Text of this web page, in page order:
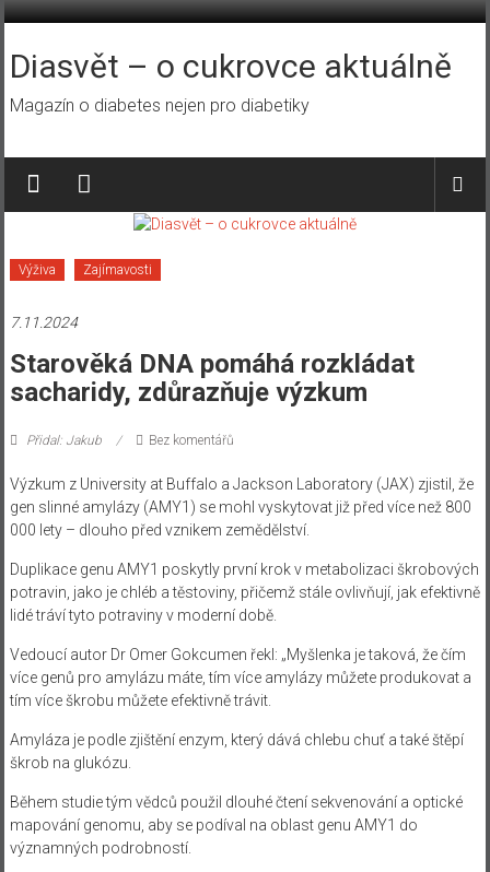
Přeskočit
obsah
Diasvět – o cukrovce aktuálně
Magazín o diabetes nejen pro diabetiky
Výživa Zajímavosti
7.11.2024
Starověká DNA pomáhá rozkládat
sacharidy, zdůrazňuje výzkum
Přidal: Jakub Bez komentářů
Výzkum z University at Buffalo a Jackson Laboratory (JAX) zjistil, že
gen slinné amylázy (AMY1) se mohl vyskytovat již před více než 800
000 lety – dlouho před vznikem zemědělství.
Duplikace genu AMY1 poskytly první krok v metabolizaci škrobových
potravin, jako je chléb a těstoviny, přičemž stále ovlivňují, jak efektivně
lidé tráví tyto potraviny v moderní době.
Vedoucí autor Dr Omer Gokcumen řekl: „Myšlenka je taková, že čím
více genů pro amylázu máte, tím více amylázy můžete produkovat a
tím více škrobu můžete efektivně trávit.
Amyláza je podle zjištění enzym, který dává chlebu chuť a také štěpí
škrob na glukózu.
Během studie tým vědců použil dlouhé čtení sekvenování a optické
mapování genomu, aby se podíval na oblast genu AMY1 do
významných podrobností.